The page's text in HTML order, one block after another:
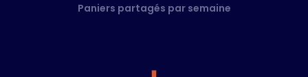
Paniers partagés par semaine